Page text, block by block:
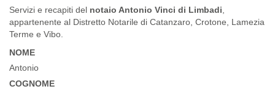
Servizi e recapiti del notaio Antonio Vinci di Limbadi
appartenente al Distretto Notarile di Catanzaro, Crotone, Lamezia
Terme e Vibo.
NOME
Antonio
COGNOME